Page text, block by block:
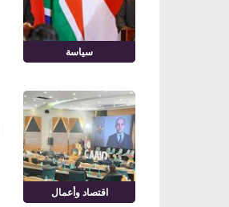
سياسة
اقتصاد وأعمال